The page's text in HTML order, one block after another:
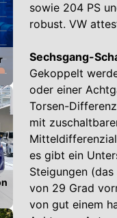
sowie 204 PS
robust. VW
Sechsgang-
Gekoppelt
oder einer
Torsen-
mit
es gibt ein
Steigungen
von 29 Grad
von gut einem